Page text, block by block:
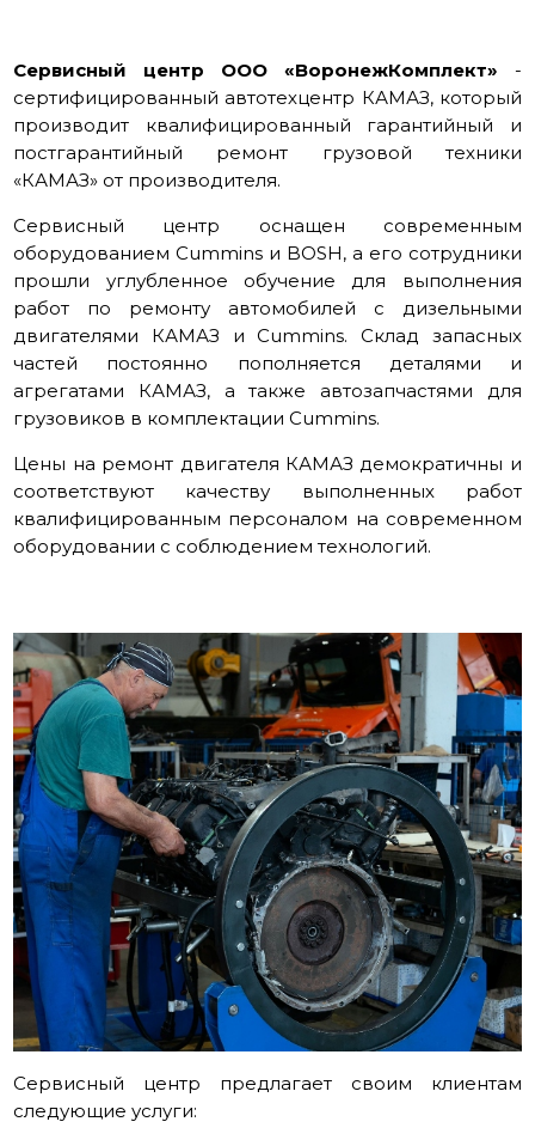
Сервисный центр ООО «ВоронежКомплект» -
сертифицированный автотехцентр КАМАЗ, который
производит квалифицированный гарантийный и
постгарантийный ремонт грузовой техники
«КАМАЗ» от производителя.
Сервисный центр оснащен современным
оборудованием Cummins и BOSH, а его сотрудники
прошли углубленное обучение для выполнения
работ по ремонту автомобилей с дизельными
двигателями КАМАЗ и Cummins. Склад запасных
частей постоянно пополняется деталями и
агрегатами КАМАЗ, а также автозапчастями для
грузовиков в комплектации Cummins.
Цены на ремонт двигателя КАМАЗ демократичны и
соответствуют качеству выполненных работ
квалифицированным персоналом на современном
оборудовании с соблюдением технологий.
Сервисный центр предлагает своим клиентам
следующие услуги: